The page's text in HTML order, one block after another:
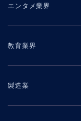
エンタメ業界
教育業界
製造業